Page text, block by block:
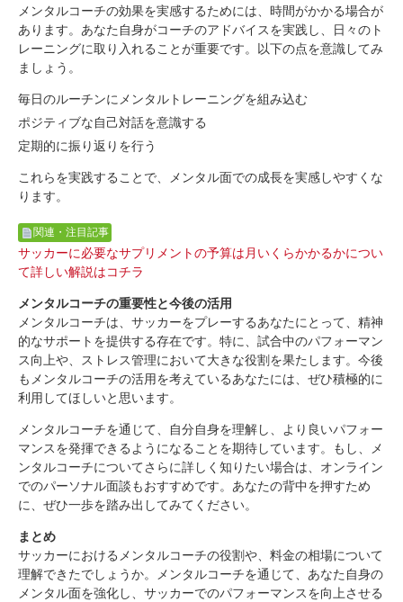
メンタルコーチの効果を実感するためには、時間がかかる場合が
あります。あなた自身がコーチのアドバイスを実践し、日々のト
レーニングに取り入れることが重要です。以下の点を意識してみ
ましょう。
毎日のルーチンにメンタルトレーニングを組み込む
ポジティブな自己対話を意識する
定期的に振り返りを行う
これらを実践することで、メンタル面での成長を実感しやすくな
ります。
関連・注目記事
サッカーに必要なサプリメントの予算は月いくらかかるかについ
て詳しい解説はコチラ
メンタルコーチの重要性と今後の活用
メンタルコーチは、サッカーをプレーするあなたにとって、精神
的なサポートを提供する存在です。特に、試合中のパフォーマン
ス向上や、ストレス管理において大きな役割を果たします。今後
もメンタルコーチの活用を考えているあなたには、ぜひ積極的に
利用してほしいと思います。
メンタルコーチを通じて、自分自身を理解し、より良いパフォー
マンスを発揮できるようになることを期待しています。もし、メ
ンタルコーチについてさらに詳しく知りたい場合は、オンライン
でのパーソナル面談もおすすめです。あなたの背中を押すため
に、ぜひ一歩を踏み出してみてください。
まとめ
サッカーにおけるメンタルコーチの役割や、料金の相場について
理解できたでしょうか。メンタルコーチを通じて、あなた自身の
メンタル面を強化し、サッカーでのパフォーマンスを向上させる